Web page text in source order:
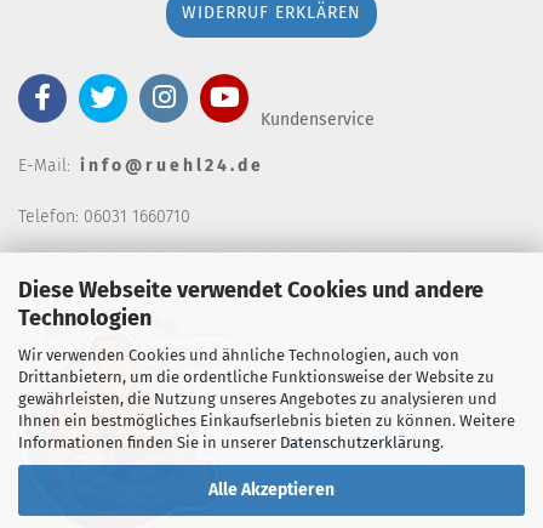
Diese Webseite verwendet Cookies und andere
Technologien
Wir verwenden Cookies und ähnliche Technologien, auch von
Drittanbietern, um die ordentliche Funktionsweise der Website zu
gewährleisten, die Nutzung unseres Angebotes zu analysieren und
Ihnen ein bestmögliches Einkaufserlebnis bieten zu können. Weitere
Informationen finden Sie in unserer Datenschutzerklärung.
Alle Akzeptieren
WIDERRUF ERKLÄREN
Kundenservice
E-Mail: i n f o @ r u e h l 2 4 . d e
Telefon: 06031 1660710